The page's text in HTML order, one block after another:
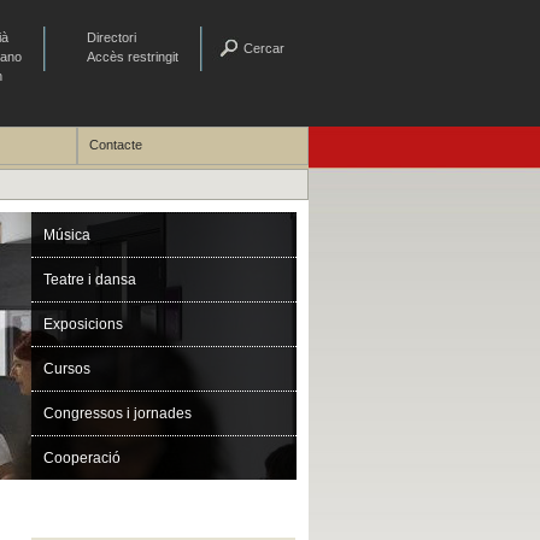
Directori
Accès restringit
Cercar
Contacte
Música
Teatre i dansa
Exposicions
Cursos
Congressos i jornades
Cooperació